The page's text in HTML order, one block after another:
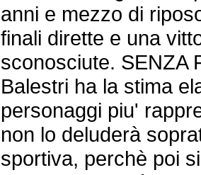
anni e mezzo di
finali dirette e una
sconosciute. SENZA
Balestri ha la stima
personaggi piu'
non lo deluderà
sportiva, perchè poi